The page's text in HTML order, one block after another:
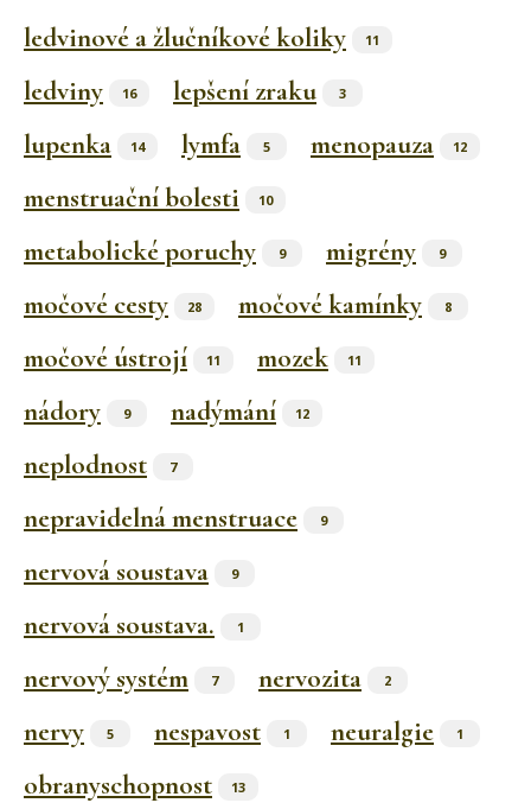
ledvinové a žlučníkové koliky
11
ledviny 16 lepšení zraku 3
lupenka 14 lymfa 5 menopauza 12
menstruační bolesti 10
metabolické poruchy 9 migrény 9
močové cesty 28 močové kamínky 8
močové ústrojí 11 mozek 11
nádory 9 nadýmání 12
neplodnost 7
nepravidelná menstruace 9
nervová soustava 9
nervová soustava. 1
nervový systém 7 nervozita 2
nervy 5 nespavost 1 neuralgie 1
obranyschopnost 13